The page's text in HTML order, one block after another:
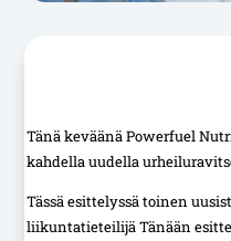
Tänä keväänä Powerfuel
kahdella uudella
Tässä esittelyssä toinen
liikuntatieteilijä Tänään